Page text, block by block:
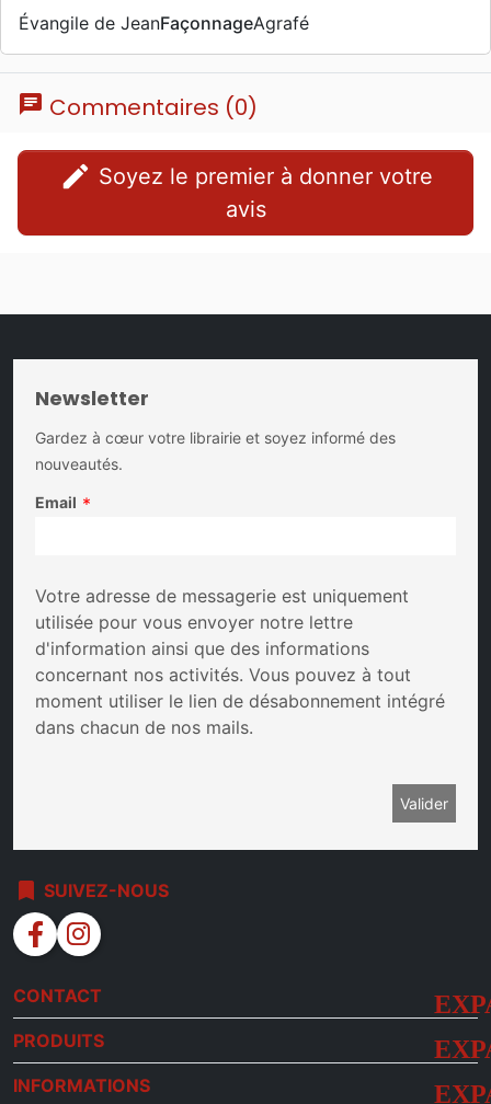
Évangile de JeanFaçonnageAgrafé
chat Commentaires (0)
edit
avis
Newsletter
Gardez à cœur votre librairie et soyez informé des
nouveautés.
Email *
Votre adresse de messagerie est uniquement
utilisée pour vous envoyer notre lettre
d'information ainsi que des informations
concernant nos activités. Vous pouvez à tout
moment utiliser le lien de désabonnement intégré
dans chacun de nos mails.
bookmark SUIVEZ-NOUS
facebook instagram
CONTACT
PRODUITS
INFORMATIONS